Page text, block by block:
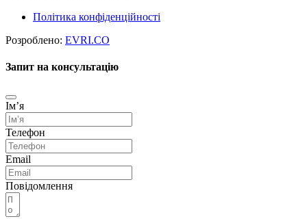
Політика конфіденційності
Розроблено: EVRI.CO
Запит на консультацію
Імʼя
Телефон
Email
Повідомлення